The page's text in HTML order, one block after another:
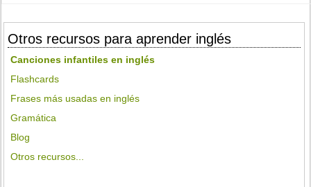
Otros recursos para aprender inglés
Canciones infantiles en inglés
Flashcards
Frases más usadas en inglés
Gramática
Blog
Otros recursos...